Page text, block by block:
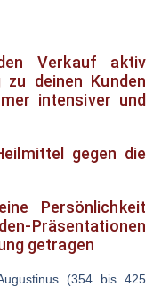
Verkauf aktiv
deinen Kunden
intensiver und
gegen die
Persönlichkeit
Präsentationen
getragen
(354 bis 425